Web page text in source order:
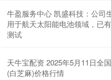
牛盈服务中心 凯盛科技：公司
用于航天太阳能电池领域，已
测试
天牛宝配资 2025年5月11日全
(白芝麻)价格行情